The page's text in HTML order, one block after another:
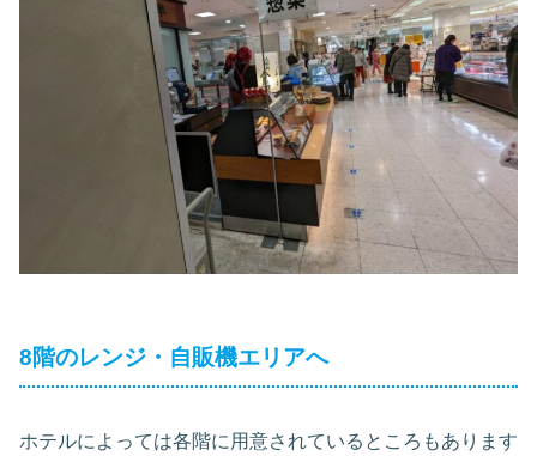
8階のレンジ・自販機エリアへ
ホテルによっては各階に用意されているところもあります